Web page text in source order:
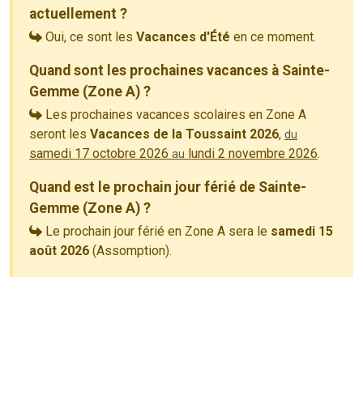
actuellement ?
Oui, ce sont les Vacances d'Été en ce moment.
Quand sont les prochaines vacances à Sainte-
Gemme (Zone A) ?
Les prochaines vacances scolaires en Zone A
seront les Vacances de la Toussaint 2026, du
samedi 17 octobre 2026 au lundi 2 novembre 2026.
Quand est le prochain jour férié de Sainte-
Gemme (Zone A) ?
Le prochain jour férié en Zone A sera le samedi 15
août 2026 (Assomption).